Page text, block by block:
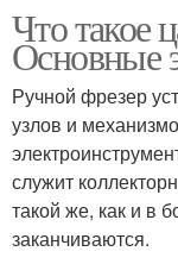
Что такое
Основные
Ручной фрезер
узлов и
служит
такой же, как и в
заканчиваются.